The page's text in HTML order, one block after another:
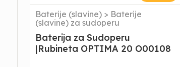
Baterije (slavine) > Baterije
(slavine) za sudoperu
Baterija za Sudoperu
|Rubineta OPTIMA 20 O00108